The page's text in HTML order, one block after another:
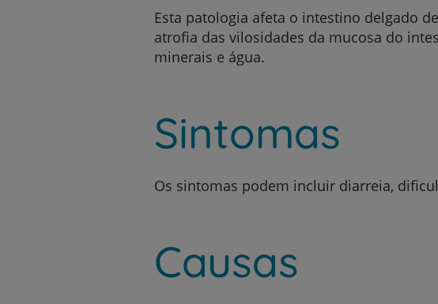
Esta patologia afeta o intestino delgado
atrofia das vilosidades da mucosa do
minerais e água.
Sintomas
Os sintomas podem incluir diarreia,
Causas